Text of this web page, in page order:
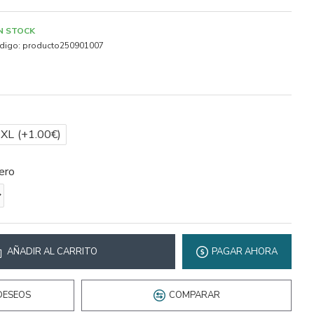
STOCK
producto250901007
(+1.00€)
AÑADIR AL CARRITO PAGAR AHORA
COMPARAR